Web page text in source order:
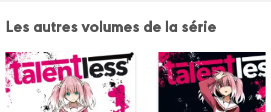
Les autres volumes de la série